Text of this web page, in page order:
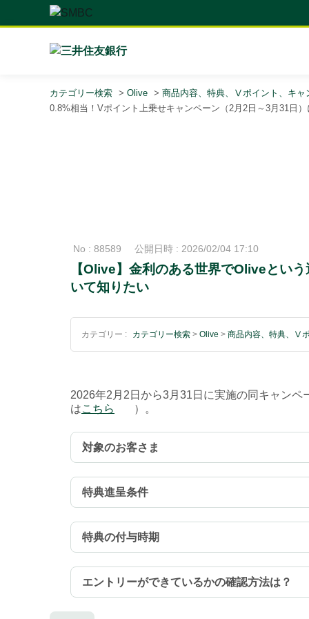
カテゴリー検索 > Olive > 商品内容、特典、Ⅴポイント、キャ
0.8%相当！Vポイント上乗せキャンペーン（2月2日～3月31日
No : 88589 公開日時 : 2026/02/04 17:10
【Olive】金利のある世界でOliveとい
いて知りたい
カテゴリー : カテゴリー検索 > Olive > 商品内容、特典、Ⅴ
2026年2月2日から3月31日に実施の同キャン
はこちら ）。
対象のお客さま
特典進呈条件
特典の付与時期
エントリーができているかの確認方法は？